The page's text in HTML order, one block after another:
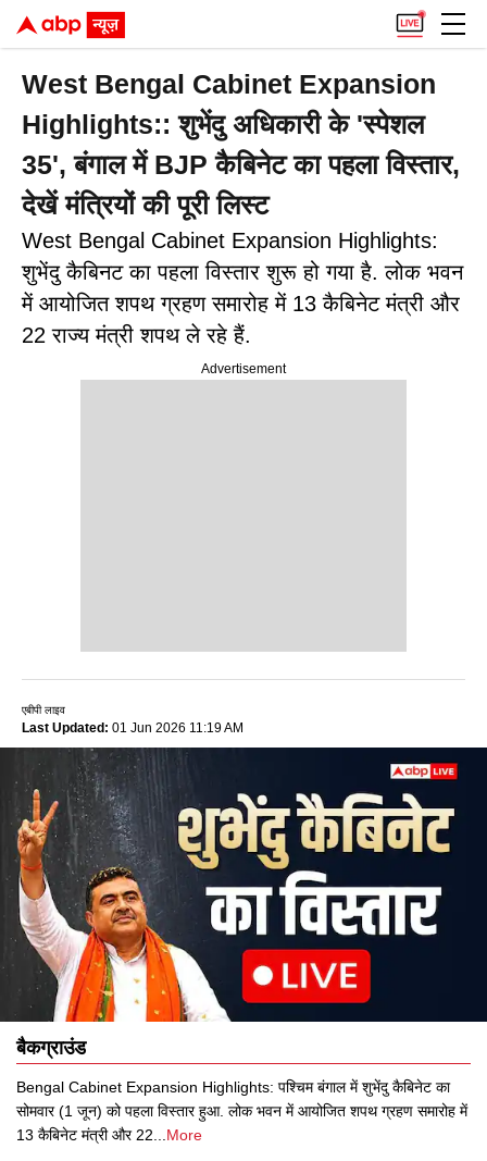
West Bengal Cabinet Expansion
Highlights:: शुभेंदु अधिकारी के 'स्पेशल
35', बंगाल में BJP कैबिनेट का पहला विस्तार,
देखें मंत्रियों की पूरी लिस्ट
West Bengal Cabinet Expansion Highlights:
शुभेंदु कैबिनट का पहला विस्तार शुरू हो गया है. लोक भवन
में आयोजित शपथ ग्रहण समारोह में 13 कैबिनेट मंत्री और
22 राज्य मंत्री शपथ ले रहे हैं.
Advertisement
एबीपी लाइव
Last Updated: 01 Jun 2026 11:19 AM
बैकग्राउंड
Bengal Cabinet Expansion Highlights: पश्चिम बंगाल में शुभेंदु कैबिनेट का
सोमवार (1 जून) को पहला विस्तार हुआ. लोक भवन में आयोजित शपथ ग्रहण समारोह में
13 कैबिनेट मंत्री और 22
More